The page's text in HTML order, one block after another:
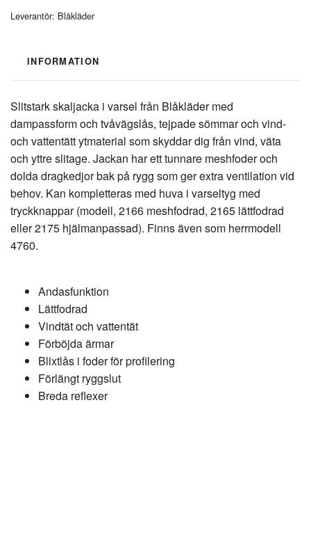
Leverantör: Blåkläder
INFORMATION
Slitstark skaljacka i varsel från Blåkläder med
dampassform och tvåvägslås, tejpade sömmar och vind-
och vattentätt ytmaterial som skyddar dig från vind, väta
och yttre slitage. Jackan har ett tunnare meshfoder och
dolda dragkedjor bak på rygg som ger extra ventilation vid
behov. Kan kompletteras med huva i varseltyg med
tryckknappar (modell, 2166 meshfodrad, 2165 lättfodrad
eller 2175 hjälmanpassad). Finns även som herrmodell
4760.
Andasfunktion
Lättfodrad
Vindtät och vattentät
Förböjda ärmar
Blixtlås i foder för profilering
Förlängt ryggslut
Breda reflexer